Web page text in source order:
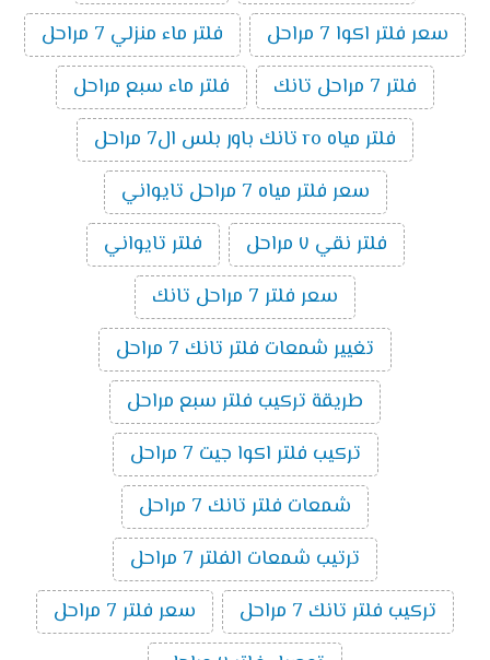
سعر فلتر اكوا 7 مراحل
فلتر ماء منزلي 7 مراحل
فلتر 7 مراحل تانك
فلتر ماء سبع مراحل
فلتر مياه ro تانك باور بلس ال7 مراحل
سعر فلتر مياه 7 مراحل تايواني
فلتر نقي ٧ مراحل
فلتر تايواني
سعر فلتر 7 مراحل تانك
تغيير شمعات فلتر تانك 7 مراحل
طريقة تركيب فلتر سبع مراحل
تركيب فلتر اكوا جيت 7 مراحل
شمعات فلتر تانك 7 مراحل
ترتيب شمعات الفلتر 7 مراحل
تركيب فلتر تانك 7 مراحل
سعر فلتر 7 مراحل